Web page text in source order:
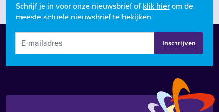
Schrijf je in voor onze nieuwsbrief of klik hierom de
meeste actuele nieuwsbrief te bekijken
Inschrijven